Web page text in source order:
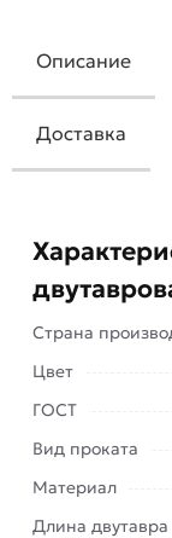
Описание
Доставка
Балка
фасонного
Сфера
Страна
Цвет
ГОСТ
Вид проката
Материал
Длина двутавра